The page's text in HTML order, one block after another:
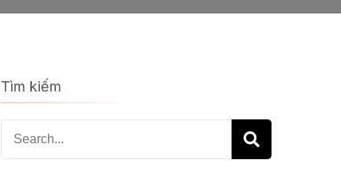
Tìm kiếm
Search
for: